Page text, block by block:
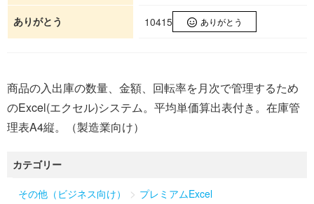
ありがとう 10415 ありがとう
商品の入出庫の数量、金額、回転率を月次で管理するため
のExcel(エクセル)システム。平均単価算出表付き。在庫管
理表A4縦。（製造業向け）
カテゴリー
その他（ビジネス向け） > プレミアムExcel